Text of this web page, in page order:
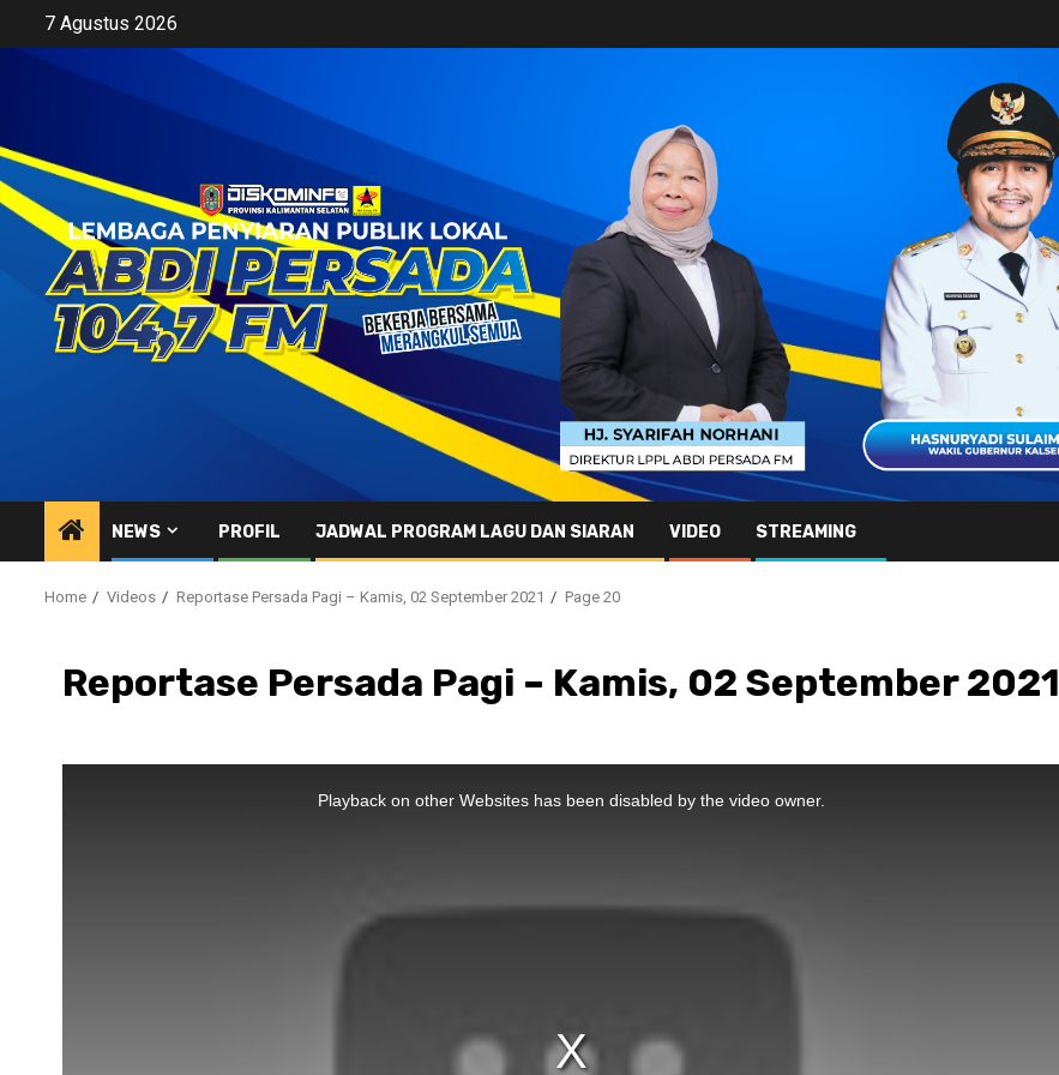
content
7 Agustus 2026
NEWS PROFIL JADWAL PROGRAM LAGU DAN SIARAN VIDEO STREAMING
Home Videos Reportase Persada Pagi – Kamis, 02 September 2021 Page 20
Reportase Persada Pagi – Kamis, 02 September 2021